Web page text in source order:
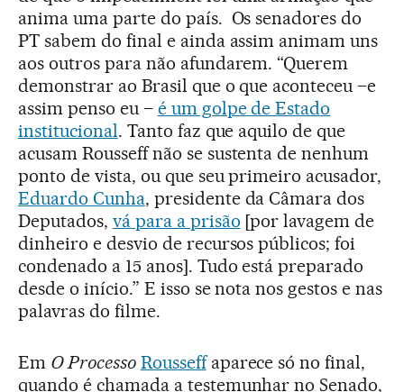
anima uma parte do país. Os senadores do
PT sabem do final e ainda assim animam uns
aos outros para não afundarem. “Querem
demonstrar ao Brasil que o que aconteceu –e
assim penso eu – é um golpe de Estado
institucional. Tanto faz que aquilo de que
acusam Rousseff não se sustenta de nenhum
ponto de vista, ou que seu primeiro acusador,
Eduardo Cunha, presidente da Câmara dos
Deputados, vá para a prisão [por lavagem de
dinheiro e desvio de recursos públicos; foi
condenado a 15 anos]. Tudo está preparado
desde o início.” E isso se nota nos gestos e nas
palavras do filme.
Em O Processo Rousseffaparece só no final,
quando é chamada a testemunhar no Senado,